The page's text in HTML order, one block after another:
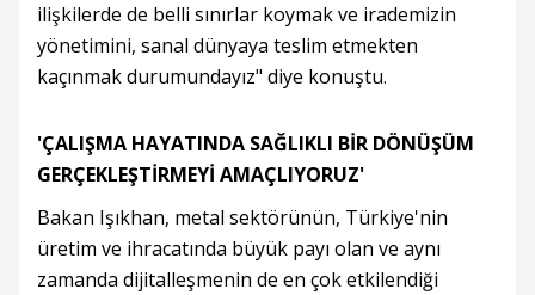
ilişkilerde de belli sınırlar koymak ve irademizin
yönetimini, sanal dünyaya teslim etmekten
kaçınmak durumundayız" diye konuştu.
'ÇALIŞMA HAYATINDA SAĞLIKLI BİR DÖNÜŞÜM
GERÇEKLEŞTİRMEYİ AMAÇLIYORUZ'
Bakan Işıkhan, metal sektörünün, Türkiye'nin
üretim ve ihracatında büyük payı olan ve aynı
zamanda dijitalleşmenin de en çok etkilendiği